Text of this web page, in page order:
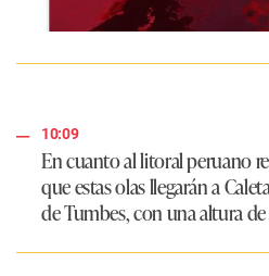
10:09
En cuanto al litoral peruano
que estas olas llegarán a
de Tumbes, con una altura